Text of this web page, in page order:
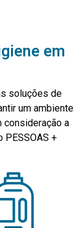
em
soluções de
um ambiente
consideração a
PESSOAS +